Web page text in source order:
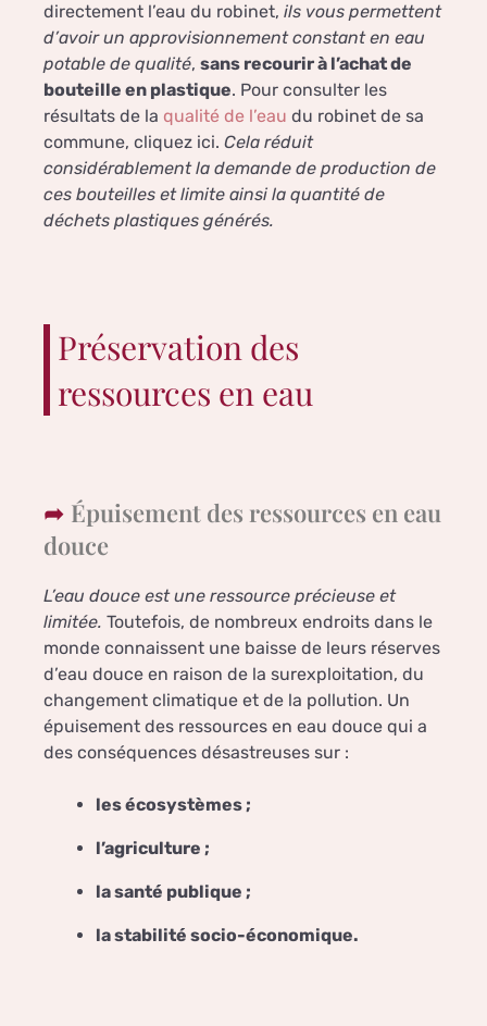
directement l’eau du robinet, ils vous permettent
d’avoir un approvisionnement constant en eau
potable de qualité, sans recourir à l’achat de
bouteille en plastique. Pour consulter les
résultats de la qualité de l’eau du robinet de sa
commune, cliquez ici. Cela réduit
considérablement la demande de production de
ces bouteilles et limite ainsi la quantité de
déchets plastiques générés.
Préservation des
ressources en eau
Épuisement des ressources en eau
douce
L’eau douce est une ressource précieuse et
limitée. Toutefois, de nombreux endroits dans le
monde connaissent une baisse de leurs réserves
d’eau douce en raison de la surexploitation, du
changement climatique et de la pollution. Un
épuisement des ressources en eau douce qui a
des conséquences désastreuses sur :
les écosystèmes ;
l’agriculture ;
la santé publique ;
la stabilité socio-économique.